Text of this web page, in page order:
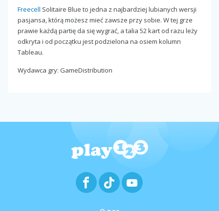
Freecell Solitaire Blue to jedna z najbardziej lubianych wersji
pasjansa, którą możesz mieć zawsze przy sobie. W tej grze
prawie każdą partię da się wygrać, a talia 52 kart od razu leży
odkryta i od początku jest podzielona na osiem kolumn
Tableau.
Wydawca gry: GameDistribution